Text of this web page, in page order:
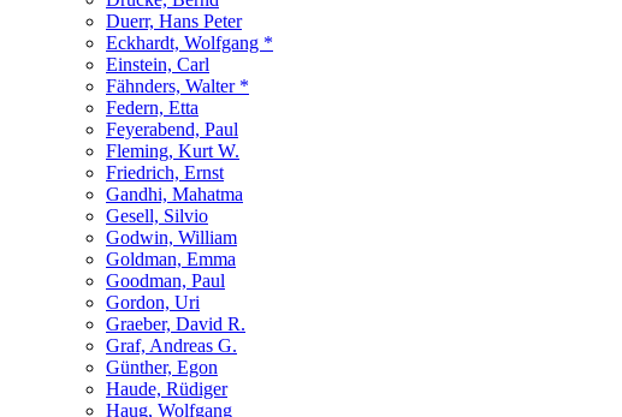
Duerr, Hans Peter
Eckhardt, Wolfgang *
Einstein, Carl
Fähnders, Walter *
Federn, Etta
Feyerabend, Paul
Fleming, Kurt W.
Friedrich, Ernst
Gandhi, Mahatma
Gesell, Silvio
Godwin, William
Goldman, Emma
Goodman, Paul
Gordon, Uri
Graeber, David R.
Graf, Andreas G.
Günther, Egon
Haude, Rüdiger
Haug, Wolfgang